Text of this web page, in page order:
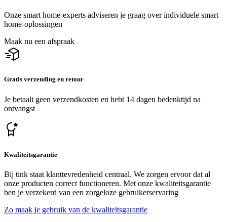
Onze smart home-experts adviseren je graag over individuele smart
home-oplossingen
Maak nu een afspraak
Gratis verzending en retour
Je betaalt geen verzendkosten en hebt 14 dagen bedenktijd na
ontvangst
Kwaliteitsgarantie
Bij tink staat klanttevredenheid centraal. We zorgen ervoor dat al
onze producten correct functioneren. Met onze kwaliteitsgarantie
ben je verzekerd van een zorgeloze gebruikerservaring
Zo maak je gebruik van de kwaliteitsgarantie